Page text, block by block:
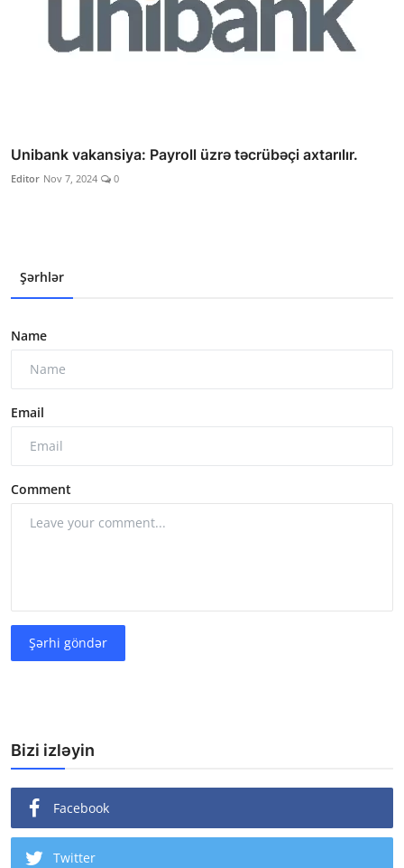
Unibank vakansiya: Payroll üzrə təcrübəçi axtarılır.
Editor Nov 7, 2024 0
Şərhlər
Name
Email
Comment
Şərhi göndər
Bizi izləyin
Facebook
Twitter